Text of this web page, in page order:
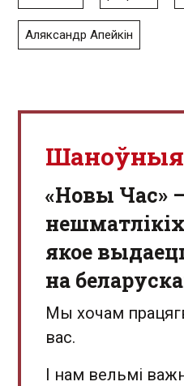
Аляксандр Апейкін
«Новы Час»
якое
на
Мы хочам
вас.
І нам вельмі